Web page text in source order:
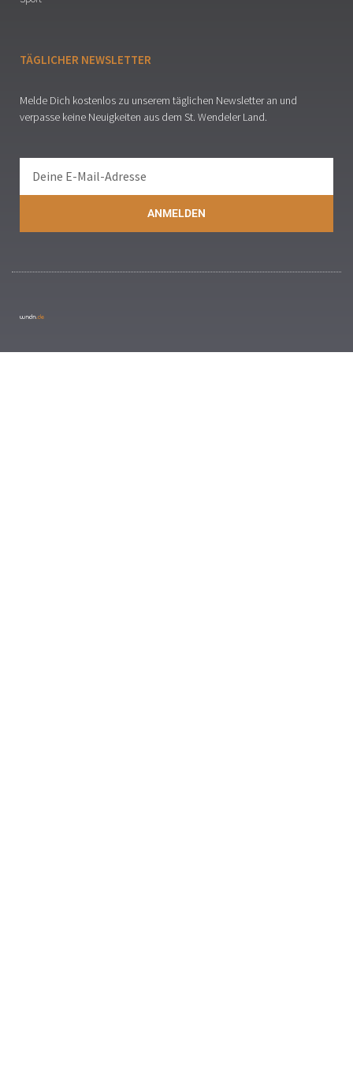
TÄGLICHER NEWSLETTER
Melde Dich kostenlos zu unserem täglichen Newsletter an und
verpasse keine Neuigkeiten aus dem St. Wendeler Land.
ANMELDEN